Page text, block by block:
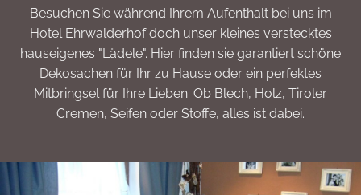
Besuchen Sie während Ihrem Aufenthalt bei uns im
Hotel Ehrwalderhof doch unser kleines verstecktes
hauseigenes "Lädele". Hier finden sie garantiert schöne
Dekosachen für Ihr zu Hause oder ein perfektes
Mitbringsel für Ihre Lieben. Ob Blech, Holz, Tiroler
Cremen, Seifen oder Stoffe, alles ist dabei.